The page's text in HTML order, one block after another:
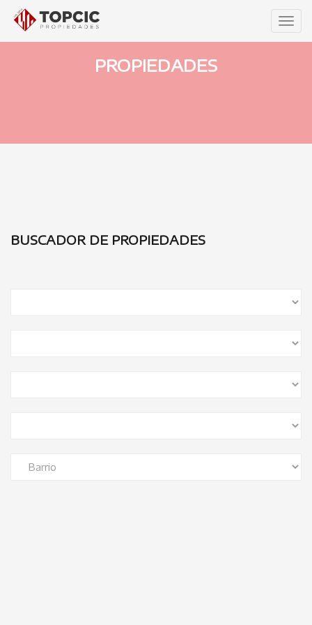
PROPIEDADES
BUSCADOR DE PROPIEDADES